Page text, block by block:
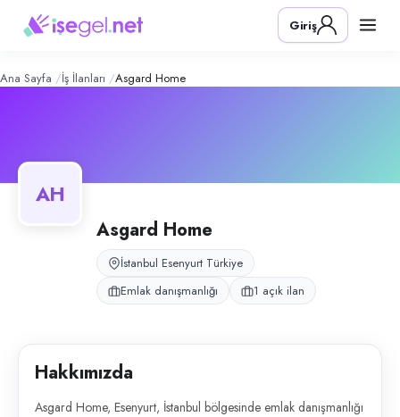
Home – Şirket Profili
Konum:
Asgard Home, Esenyurt, İstanbul bölgesinde emlak danışmanlığı
Giriş
Ana Sayfa İş İlanları Asgard Home
AH
Asgard Home
İstanbul Esenyurt Türkiye
Emlak danışmanlığı
1 açık ilan
Hakkımızda
Asgard Home, Esenyurt, İstanbul bölgesinde emlak danışmanlığı